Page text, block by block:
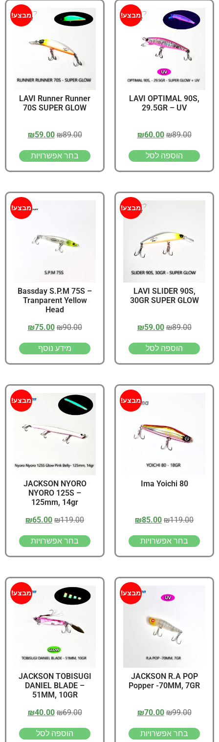
מבצע!
LAVI OPTIMAL 90S,
29.5GR – UV
₪89.00
₪60.00
הוספה לסל
מבצע!
LAVI Runner Runner
70S SUPER GLOW
₪89.00
₪59.00
בחר אפשרויות
מבצע!
LAVI SLIDER 90S,
30GR SUPER GLOW
₪89.00
₪59.00
הוספה לסל
מבצע!
Bassday S.P.M 75S –
Tranparent Yellow
Head
₪90.00
₪75.00
מידע נוסף
מבצע!
Ima Yoichi 80
₪119.00
₪85.00
בחר אפשרויות
מבצע!
JACKSON NYORO
NYORO 125S –
125mm, 14gr
₪119.00
₪65.00
בחר אפשרויות
מבצע!
JACKSON R.A POP
Popper -70MM, 7GR
₪99.00
₪70.00
בחר אפשרויות
מבצע!
JACKSON TOBISUGI
DANIEL BLADE –
51MM, 10GR
₪69.00
₪40.00
הוספה לסל